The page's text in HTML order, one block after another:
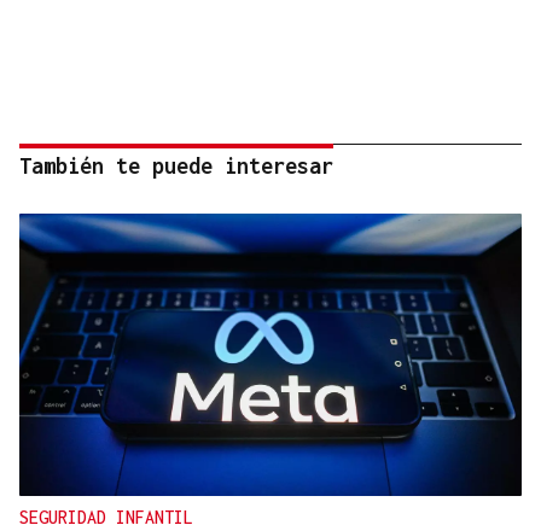
También te puede interesar
SEGURIDAD INFANTIL